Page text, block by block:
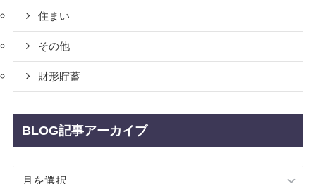
住まい
その他
財形貯蓄
BLOG記事アーカイブ
BLOG